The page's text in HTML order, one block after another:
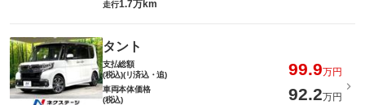
走行1.7万km
タント
支払総額
(税込)(リ済込・追)
99.9万円
車両本体価格
(税込)
92.2万円